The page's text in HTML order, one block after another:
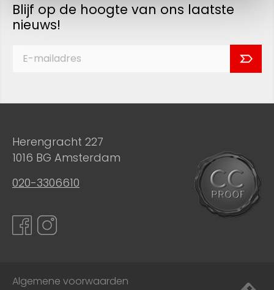
Blijf op de hoogte van ons laatste
nieuws!
Herengracht 227
1016 BG Amsterdam
020-3306610
Algemene voorwaarden